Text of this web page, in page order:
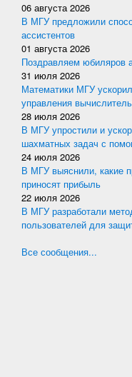
06 августа 2026
В МГУ предложили
ассистентов
01 августа 2026
Поздравляем юбиляров
31 июля 2026
Математики МГУ
управления
28 июля 2026
В МГУ упростили и
шахматных задач с
24 июля 2026
В МГУ выяснили, какие
приносят прибыль
22 июля 2026
В МГУ разработали
пользователей для
Все сообщения...